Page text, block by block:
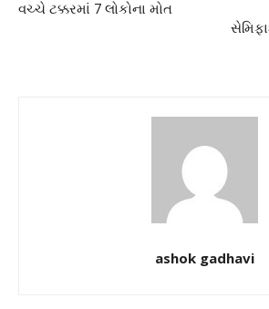
વચ્ચે ટક્કરમાં 7 લોકોના મોત
ashok gadhavi